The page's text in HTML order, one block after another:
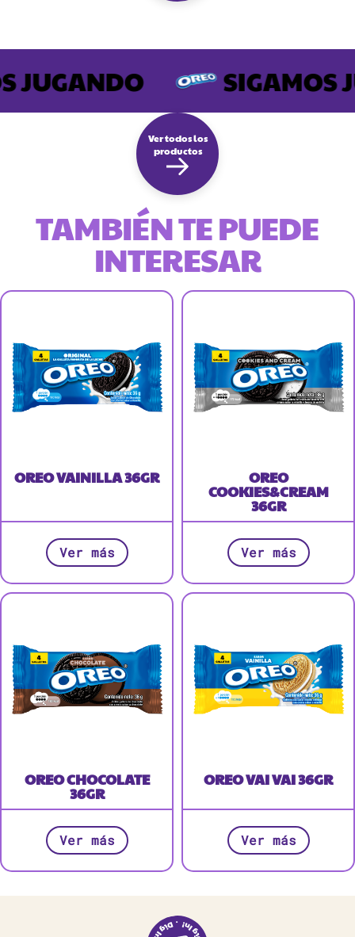
JUGANDO SIGAMOS
TAMBIÉN TE PUEDE
INTERESAR
Ver todos los
productos
OREO VAINILLA 36GR
Ver más
OREO
COOKIES&CREAM
36GR
Ver más
OREO CHOCOLATE
36GR
Ver más
OREO VAI VAI 36GR
Ver más